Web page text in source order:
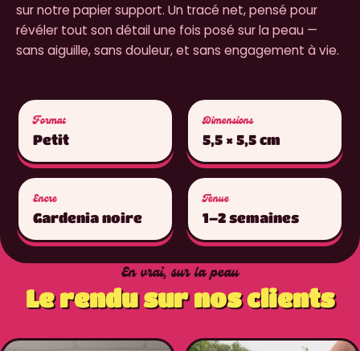
sur notre papier support. Un tracé net, pensé pour
révéler tout son détail une fois posé sur la peau —
sans aiguille, sans douleur, et sans engagement à vie.
Format
Petit
Dimensions
5,5 × 5,5 cm
Encre
Gardenia noire
Tenue
1–2 semaines
En vrai, sur la peau
Le rendu sur nos clients